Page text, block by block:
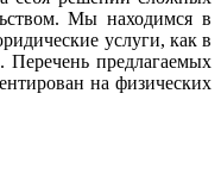
Мы находимся в
услуги, как в
Перечень предлагаемых
на физических